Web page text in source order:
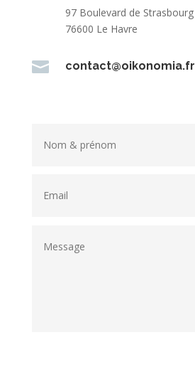
97 Boulevard de Strasbourg
76600 Le Havre
 contact@oikonomia.fr